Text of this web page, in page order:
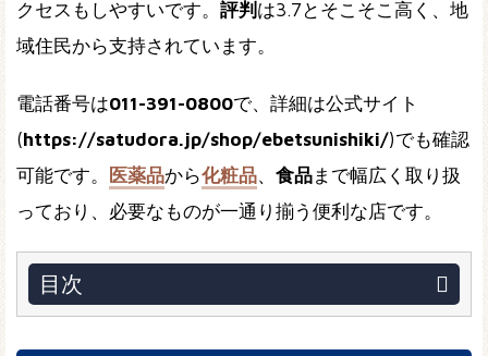
クセスもしやすいです。 評判 は3.7とそこそこ高く、地
域住民から支持されています。
電話番号は011-391-0800で、詳細は公式サイト
(https://satudora.jp/shop/ebetsunishiki/)でも確認
可能です。
医薬品から化粧品、 食品まで幅広く取り扱
っており、必要なものが一通り揃う便利な店です。
目次